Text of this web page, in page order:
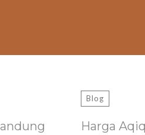
Blog
Harga